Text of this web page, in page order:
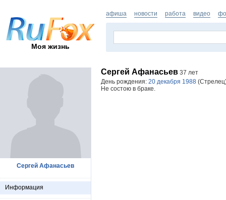
Моя жизнь
афиша новости работа видео
Сергей Афанасьев 37 лет
День рождения: 20 декабря 1988
Не состою в браке.
Сергей Афанасьев
Информация